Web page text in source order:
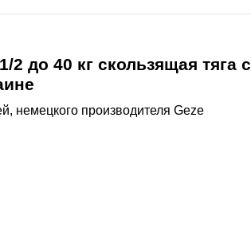
2 до 40 кг скользящая тяга с
немецкого производителя Geze